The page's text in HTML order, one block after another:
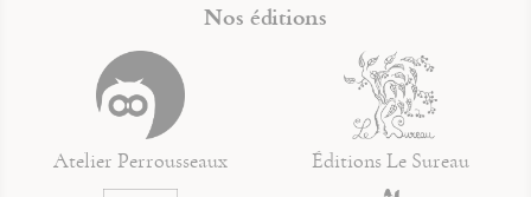
Nos éditions
Atelier Perrousseaux Éditions Le Sureau